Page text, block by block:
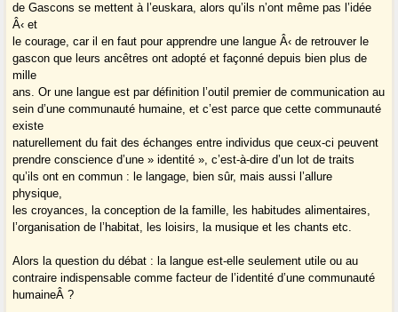
de Gascons se mettent à l’euskara, alors qu’ils n’ont même pas l’idée
Â‹ et
le courage, car il en faut pour apprendre une langue Â‹ de retrouver le
gascon que leurs ancêtres ont adopté et façonné depuis bien plus de
mille
ans. Or une langue est par définition l’outil premier de communication au
sein d’une communauté humaine, et c’est parce que cette communauté
existe
naturellement du fait des échanges entre individus que ceux-ci peuvent
prendre conscience d’une » identité », c’est-à-dire d’un lot de traits
qu’ils ont en commun : le langage, bien sûr, mais aussi l’allure
physique,
les croyances, la conception de la famille, les habitudes alimentaires,
l’organisation de l’habitat, les loisirs, la musique et les chants etc.
Alors la question du débat : la langue est-elle seulement utile ou au
contraire indispensable comme facteur de l’identité d’une communauté
humaineÂ ?